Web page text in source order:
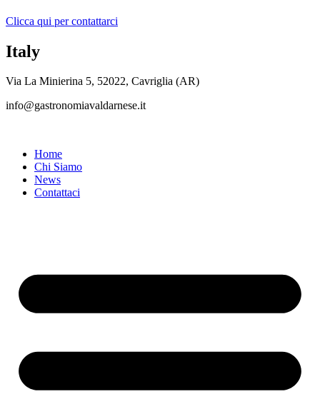
Clicca qui per contattarci
Italy
Via La Minierina 5, 52022, Cavriglia (AR)
info@gastronomiavaldarnese.it
Home
Chi Siamo
News
Contattaci